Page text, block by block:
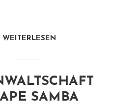
WEITERLESEN
SAMBA